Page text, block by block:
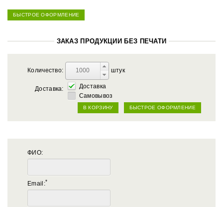
БЫСТРОЕ ОФОРМЛЕНИЕ
ЗАКАЗ ПРОДУКЦИИ БЕЗ ПЕЧАТИ
Количество: штук
Доставка:
Доставка
Самовывоз
В КОРЗИНУ БЫСТРОЕ ОФОРМЛЕНИЕ
ФИО:
Email:*